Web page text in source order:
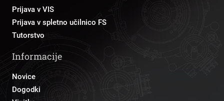
Prijava v VIS
Prijava v spletno učilnico FS
Tutorstvo
Informacije
Novice
Dogodki